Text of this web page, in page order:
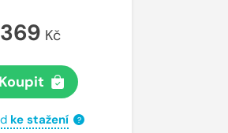
369 Kč
Koupit
ke stažení ?